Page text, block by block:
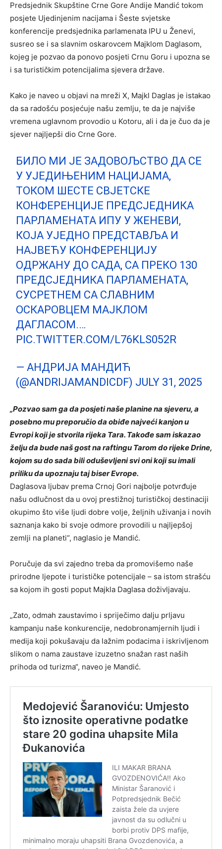
Predsjednik Skupštine Crne Gore Andije Mandić tokom
posjete Ujedinjenim nacijama i Šeste svjetske
konferencije predsjednika parlamenata IPU u Ženevi,
susreo se i sa slavnim oskarovcem Majklom Daglasom,
kojeg je pozvao da ponovo posjeti Crnu Goru i upozna se
i sa turističkim potencijalima sjevera države.
Kako je naveo u objavi na mreži X, Majkl Daglas je istakao
da sa radošću posjećuje našu zemlju, te da je najviše
vremena uglavnom provodio u Kotoru, ali i da je čuo da je
sjever najljepši dio Crne Gore.
БИЛО МИ ЈЕ ЗАДОВОЉСТВО ДА СЕ
У УЈЕДИЊЕНИМ НАЦИЈАМА,
ТОКОМ ШЕСТЕ СВЈЕТСКЕ
КОНФЕРЕНЦИЈЕ ПРЕДСЈЕДНИКА
ПАРЛАМЕНАТА ИПУ У ЖЕНЕВИ,
КОЈА УЈЕДНО ПРЕДСТАВЉА И
НАЈВЕЋУ КОНФЕРЕНЦИЈУ
ОДРЖАНУ ДО САДА, СА ПРЕКО 130
ПРЕДСЈЕДНИКА ПАРЛАМЕНАТА,
СУСРЕТНЕМ СА СЛАВНИМ
ОСКАРОВЦЕМ МАЈКЛОМ
ДАГЛАСОМ.…
PIC.TWITTER.COM/L76KLS052R
— АНДРИЈА МАНДИЋ
(@ANDRIJAMANDICDF) JULY 31, 2025
„Pozvao sam ga da posjeti naše planine na sjeveru, a
posebno mu preporučio da obiđe najveći kanjon u
Evropi koji je stvorila rijeka Tara. Takođe sam iskazao
želju da bude naš gost na raftingu Tarom do rijeke Drine,
kojom su do sada bili oduševljeni svi oni koji su imali
priliku da upoznaju taj biser Evrope.
Daglasova ljubav prema Crnoj Gori najbolje potvrđuje
našu odlučnost da u ovoj prestižnoj turističkoj destinaciji
okupimo što više ljudi dobre volje, željnih uživanja i novih
saznanja kako bi svoje odmore provodili u najljepšoj
zemlji na planeti“, naglasio je Mandić.
Poručuje da svi zajedno treba da promovišemo naše
prirodne ljepote i turističke potencijale – sa istom strašću
sa kojom ih gosti poput Majkla Daglasa doživljavaju.
„Zato, odmah zaustavimo i spriječimo dalju prljavu
kampanju naše konkurencije, nedobronamjernih ljudi i
medija koji pokušavaju da lažnim podacima i iskrivljenom
slikom o nama zaustave izuzetno snažan rast naših
prihoda od turizma“, naveo je Mandić.